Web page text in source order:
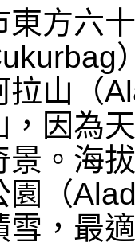
東方六
拉山（
，因為
景。海
園（
雪，最